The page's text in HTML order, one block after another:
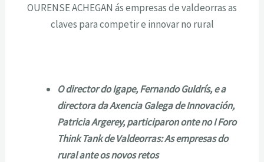
OURENSE ACHEGAN ás empresas de valdeorras as
claves para competir e innovar no rural
O director do Igape, Fernando Guldrís, e a
directora da Axencia Galega de Innovación,
Patricia Argerey, participaron onte no I Foro
Think Tank de Valdeorras: As empresas do
rural ante os novos retos